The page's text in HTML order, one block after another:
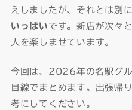
えしましたが、それとは別
いっぱい です。新店が次々
人を楽しませています。
今回は、2026年の名駅グ
目線でまとめます。出張帰
考にしてください。